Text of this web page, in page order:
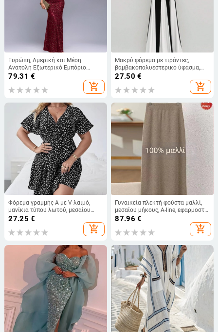
Ευρώπη, Αμερική και Μέση
Ανατολή Εξωτερικό Εμπόριο
Διασυνοριακό INS Μονόχρωμο
Φόρεμα με V-λαιμόκοψη και
πούλιες Ψηλόμεσο Βραδινό
Φόρεμα Φόρεμα
79.31 €
add_shopping_cart
Μακρύ φόρεμα με τιράντες,
βαμβακοπολυεστερικό ύφασμα,
σχέδιο color-block, υψηλή μέση,
27.50 €
add_shopping_cart
Φόρεμα γραμμής Α με V-λαιμό,
μανίκια τύπου λωτού, μεσαίου
μήκους, εμπριμέ πουά με 3D εφέ,
27.25 €
add_shopping_cart
Γυναικεία πλεκτή φούστα μαλλί,
μεσαίου μήκους, A-line, εφαρμοστή
στους γοφούς, ζεστή και παχιά,
φθινοπωρινή-χειμωνιάτικη 2025
87.96 €
add_shopping_cart